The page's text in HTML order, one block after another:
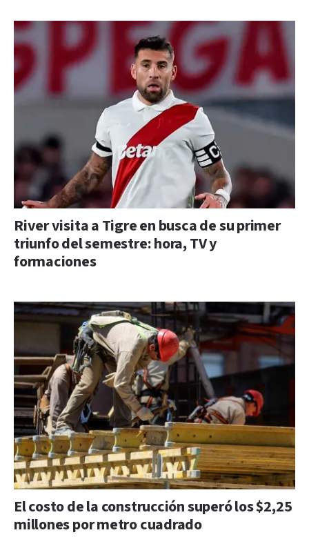
River visita a Tigre en busca de su primer
triunfo del semestre: hora, TV y
formaciones
El costo de la construcción superó los $2,25
millones por metro cuadrado